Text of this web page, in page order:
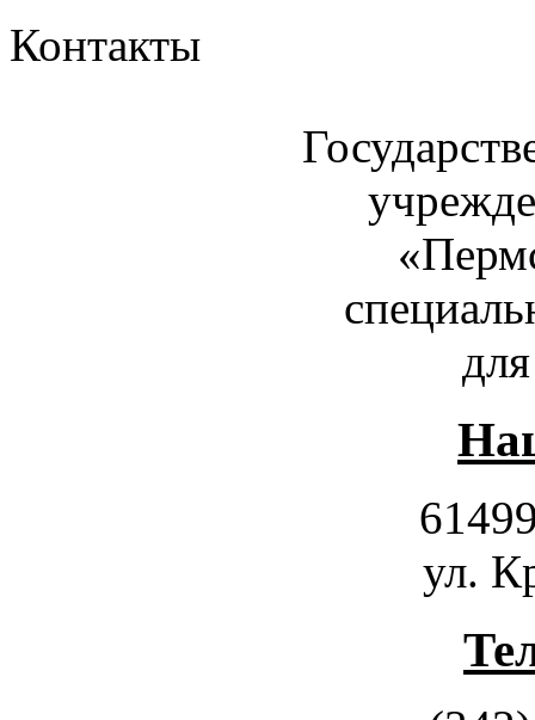
Контакты
ул.